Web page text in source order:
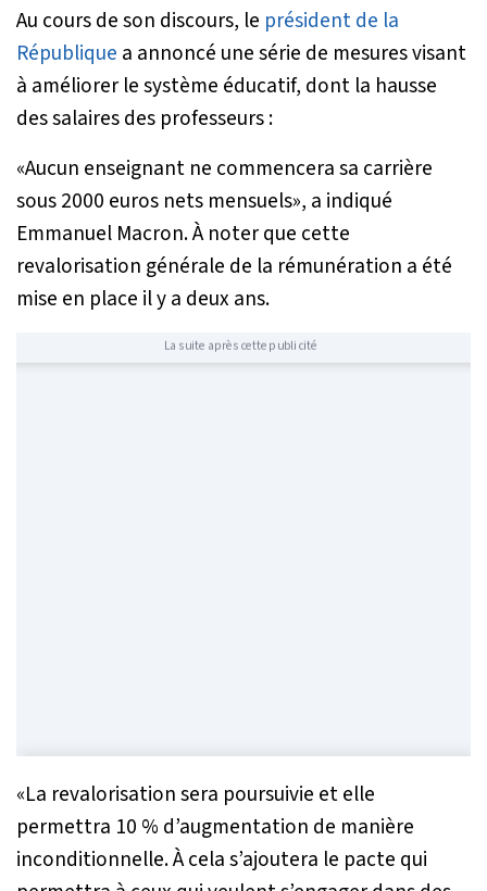
Au cours de son discours, le président de la
République a annoncé une série de mesures visant
à améliorer le système éducatif, dont la hausse
des salaires des professeurs :
«Aucun enseignant ne commencera sa carrière
sous 2000 euros nets mensuels», a indiqué
Emmanuel Macron. À noter que cette
revalorisation générale de la rémunération a été
mise en place il y a deux ans.
La suite après cette publicité
«La revalorisation sera poursuivie et elle
permettra 10 % d’augmentation de manière
inconditionnelle. À cela s’ajoutera le pacte qui